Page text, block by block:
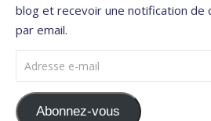
blog et recevoir une notification de
par email.
Adresse e-mail
Abonnez-vous